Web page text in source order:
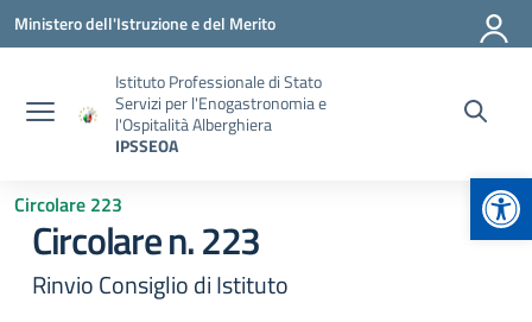
Vai ai contenuti
Vai al menu di navigazione
Vai al footer
Ministero dell'Istruzione e del Merito
Istituto Professionale di Stato
Servizi per l'Enogastronomia e
l'Ospitalità Alberghiera
IPSSEOA
Circolare 223
Circolare n. 223
Rinvio Consiglio di Istituto